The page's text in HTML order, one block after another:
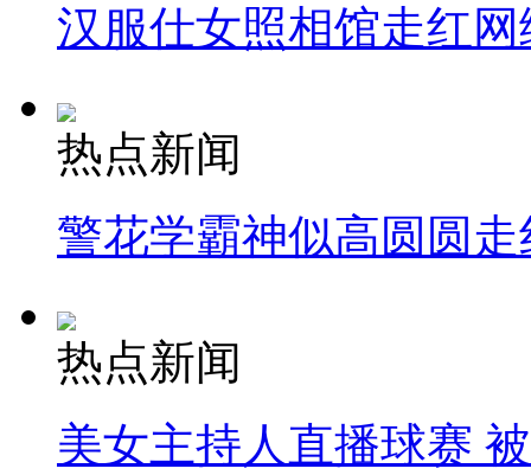
汉服仕女照相馆走红网
热点新闻
警花学霸神似高圆圆走
热点新闻
美女主持人直播球赛